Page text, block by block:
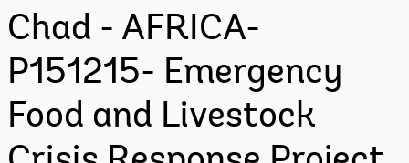
Chad - AFRICA-
P151215- Emergency
Food and Livestock